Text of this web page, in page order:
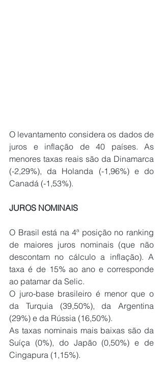
O levantamento considera os dados de
juros e inflação de 40 países. As
menores taxas reais são da Dinamarca
(-2,29%), da Holanda (-1,96%) e do
Canadá (-1,53%).
JUROS NOMINAIS
O Brasil está na 4ª posição no ranking
de maiores juros nominais (que não
descontam no cálculo a inflação). A
taxa é de 15% ao ano e corresponde
ao patamar da Selic.
O juro-base brasileiro é menor que o
da Turquia (39,50%), da Argentina
(29%) e da Rússia (16,50%).
As taxas nominais mais baixas são da
Suíça (0%), do Japão (0,50%) e de
Cingapura (1,15%).